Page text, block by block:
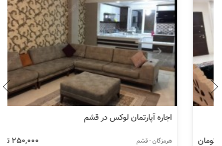
اجاره آپارتمان لوکس در قشم
هرمزگان - قشم